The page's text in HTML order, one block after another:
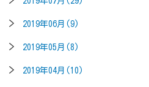
2019年06月(9)
2019年05月(8)
2019年04月(10)